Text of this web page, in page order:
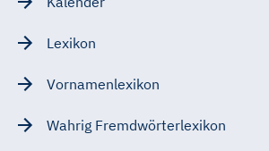
Lexikon
Vornamenlexikon
Wahrig Fremdwörterlexikon